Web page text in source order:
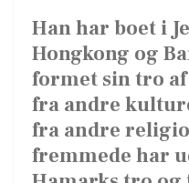
Han har boet i
Hongkong og
formet sin tro
fra andre
fra andre
fremmede har